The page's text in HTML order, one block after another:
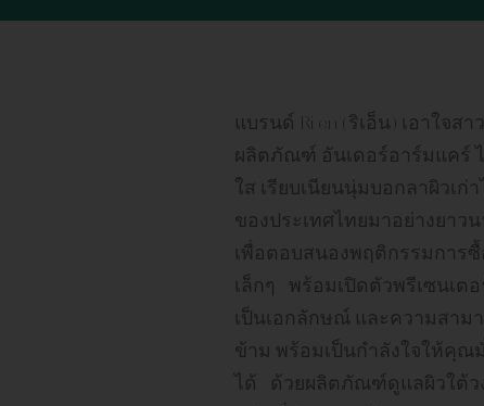
แบรนด์ Ri en (ริเอ็น) เอาใจ
ผลิตภัณฑ์ อันเดอร์อาร์มแคร์ ไว
ใส เรียบเนียนนุ่มบอกลาผิวเก่
ของประเทศไทยมาอย่างยาวนาน
เพื่อตอบสนองพฤติกรรมการซื้
เล็กๆ พร้อมเปิดตัวพรีเซนเต
เป็นเอกลักษณ์ และความสาม
ข้าม พร้อมเป็นกำลังใจให้คุณ
ได้ ด้วยผลิตภัณฑ์ดูแลผิวใต้วง